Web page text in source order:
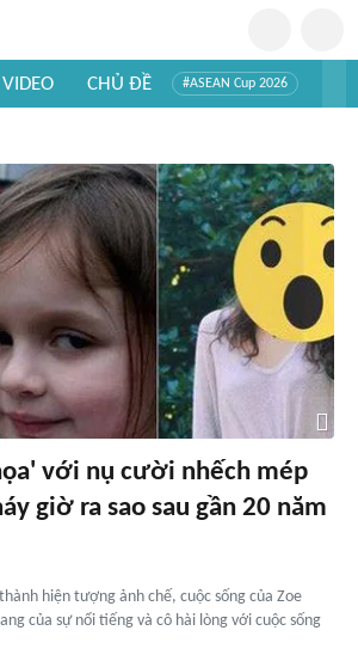
VIDEO CHỦ ĐỀ #ASEAN Cup 2026
với nụ cười nhếch mép
giờ ra sao sau gần 20 năm
hiện tượng ảnh chế, cuộc sống của Zoe
của sự nổi tiếng và cô hài lòng với cuộc sống